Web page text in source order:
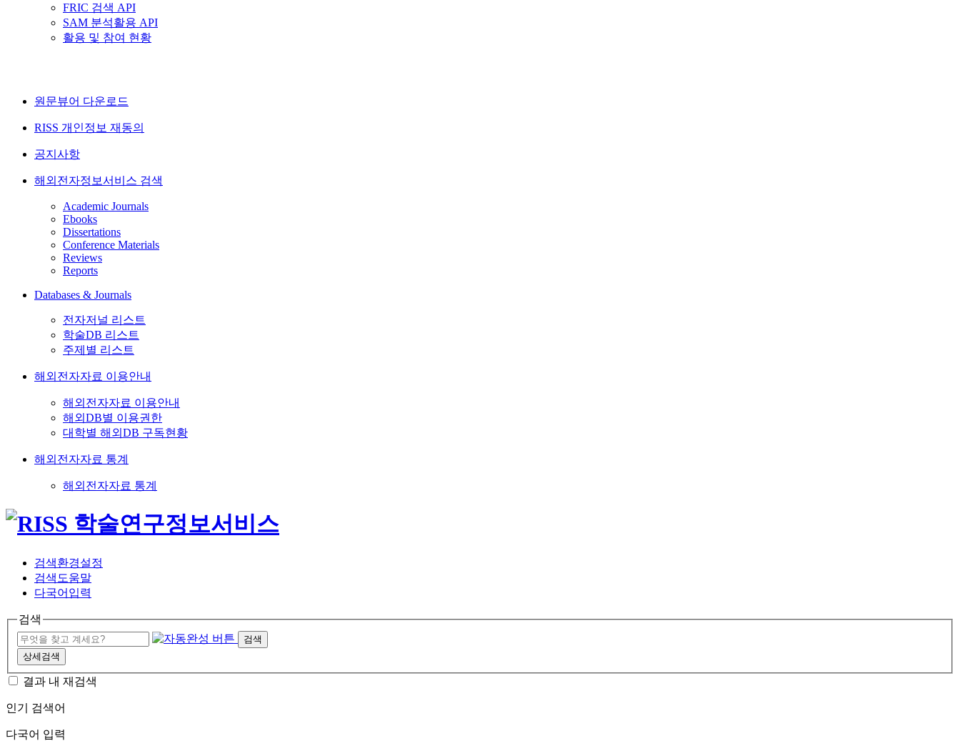
FRIC 검색 API
SAM 분석활용 API
활용 및 참여 현황
원문뷰어 다운로드
RISS 개인정보 재동의
공지사항
해외전자정보서비스 검색
Academic Journals
Ebooks
Dissertations
Conference Materials
Reviews
Reports
Databases & Journals
전자저널 리스트
학술DB 리스트
주제별 리스트
해외전자자료 이용안내
해외전자자료 이용안내
해외DB별 이용권한
대학별 해외DB 구독현황
해외전자자료 통계
해외전자자료 통계
검색환경설정
검색도움말
다국어입력
검색
검색
상세검색
결과 내 재검색
인기 검색어
다국어 입력